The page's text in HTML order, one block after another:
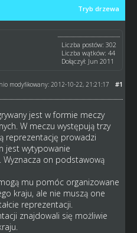
Tryb drzewa
Liczba postów: 302
Liczba wątków: 44
Dołączył: Jun 2011
#1
modyfikowany: 2012-10-22, 21:21:17
jest w formie meczy
W meczu występują trzy
reprezentację prowadzi
jest wytypowanie
on podstawową
mu pomóc organizowane
kraju, ale nie muszą one
reprezentacji.
znajdowali się możliwie